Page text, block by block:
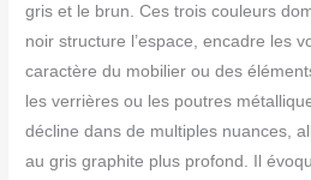
gris et le brun. Ces trois couleurs
noir structure l’espace, encadre les
caractère du mobilier ou des
les verrières ou les poutres
décline dans de multiples nuances,
au gris graphite plus profond. Il